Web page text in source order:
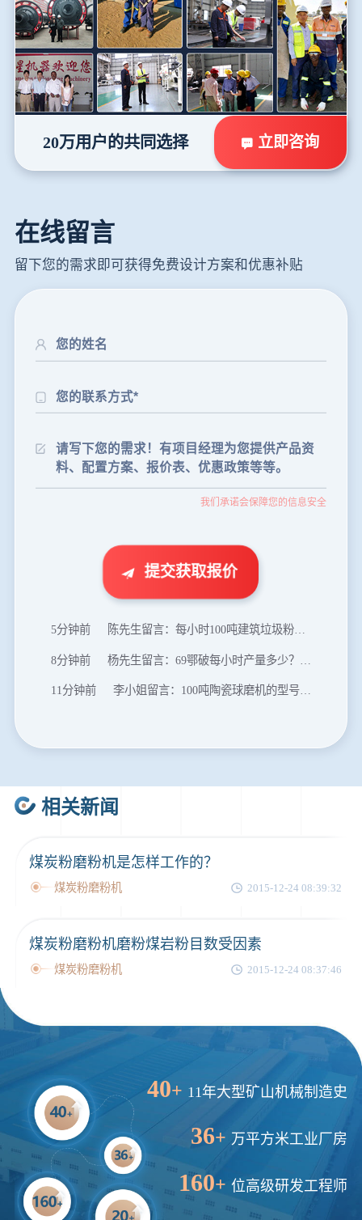
20万用户的共同选择 立即咨询
在线留言
留下您的需求即可获得免费设计方案和优惠补贴
我们承诺会保障您的信息安全
提交获取报价
24分钟前 朱先生留言：制砂机3000吨一套多少钱？
张先生留言：碎石机有几种型号？碎石机械设备一套价格？
谢先生留言：球磨机多少钱一台？提供型号和参数。
王先生留言：建一条石料破碎生产线，规模300吨/小时，提供设备选型和报价。
5分钟前 陈先生留言：每小时100吨建筑垃圾粉碎机？推荐用什么型号？
8分钟前 杨先生留言：69鄂破每小时产量多少？参数和工作视频。
11分钟前 李小姐留言：100吨陶瓷球磨机的型号和参数？
20分钟前 马先生留言：提供移动破碎机图片价格表。
35分钟前 张先生留言：碎石机有几种型号？碎石机械设备一套价格？
5分钟前 陈先生留言：每小时100吨建筑垃圾粉碎机？推荐用什么型号？
相关新闻
煤炭粉磨粉机是怎样工作的？
煤炭粉磨粉机 2015-12-24 08:39:32
煤炭粉磨粉机磨粉煤岩粉目数受因素
煤炭粉磨粉机 2015-12-24 08:37:46
40+ 11年大型矿山机械制造史
36+ 万平方米工业厂房
160+ 位高级研发工程师